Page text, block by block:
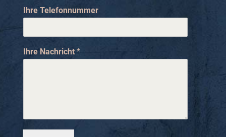
l
a
h
Ihre Telefonnummer
Ihre Nachricht*